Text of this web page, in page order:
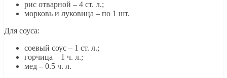
рис отварной – 4 ст. л.;
морковь и луковица – по 1 шт.
Для соуса:
соевый соус – 1 ст. л.;
горчица – 1 ч. л.;
мед – 0.5 ч. л.